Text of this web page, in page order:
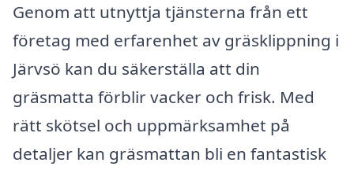
Genom att utnyttja tjänsterna från ett
företag med erfarenhet av gräsklippning i
Järvsö kan du säkerställa att din
gräsmatta förblir vacker och frisk. Med
rätt skötsel och uppmärksamhet på
detaljer kan gräsmattan bli en fantastisk